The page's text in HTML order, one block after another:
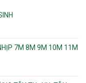
7M 8M 9M 10M 11M